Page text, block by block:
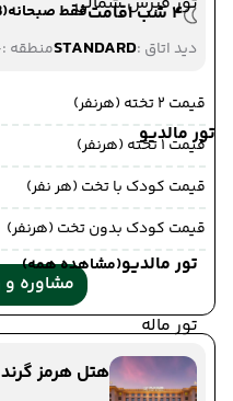
تور مالدیو
تور مالدیو(مشاهده همه)
تور ماله
4 شب اقامت
فقط صبحانه(BB)
دید اتاق :STANDARDمنطقه :
قیمت 2 تخته (هرنفر)
قیمت 1 تخته (هرنفر)
قیمت کودک با تخت (هر نفر)
قیمت کودک بدون تخت (هرنفر)
مشاوره و
هتل هرمز گرند